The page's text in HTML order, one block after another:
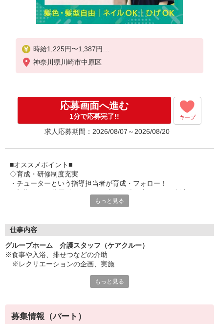
時給1,225円〜1,387円
★土日祝日は時給100円アップ！
神奈川県川崎市中原区
応募画面へ進む
1分で応募完了!! キープ
求人応募期間：2026/08/07～2026/08/20
■オススメポイント■
◇育成・研修制度充実
・チューターという指導担当者が育成・フォロー！
・キャリアアップ支援制度を活用して働きながら資格取得が可能
・ツクイ独自の福祉厚生制度でプライベートも充実
・子育て支援の福利厚生制度あり！子育てと仕事の両立を応援◎
・スタッフ何でも相談窓口やライフキャリア相談など、各相談窓
口あり
◇頑張った分、スタッフに還元！
・パートは特別手当の支給あり
もっと見る
仕事内容
グループホーム 介護スタッフ（ケアクルー）
※食事や入浴、排せつなどの介助
※レクリエーションの企画、実施
上記業務に加えて、以下の業務を担当
※就寝・起床介助
もっと見る
募集情報（パート）